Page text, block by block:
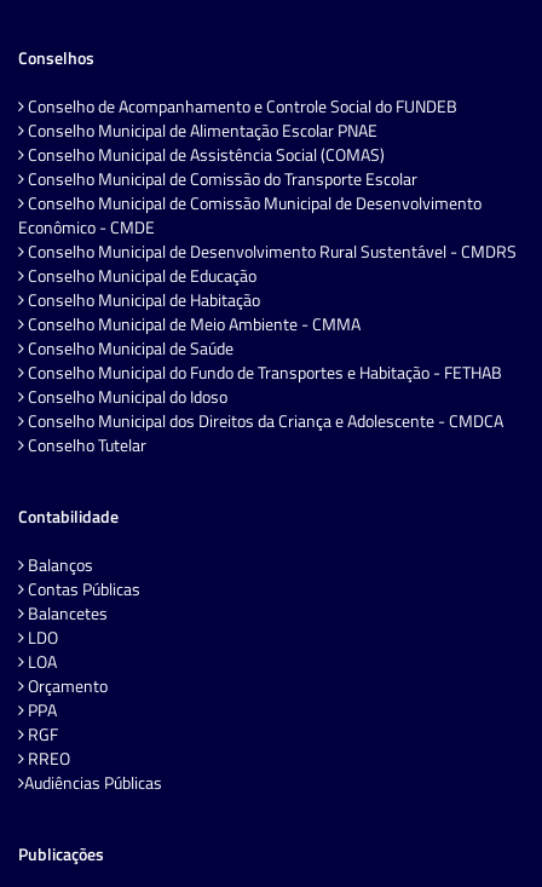
Conselhos
Conselho de Acompanhamento e Controle Social do FUNDEB
Conselho Municipal de Alimentação Escolar PNAE
Conselho Municipal de Assistência Social (COMAS)
Conselho Municipal de Comissão do Transporte Escolar
Conselho Municipal de Comissão Municipal de Desenvolvimento
Econômico - CMDE
Conselho Municipal de Desenvolvimento Rural Sustentável - CMDRS
Conselho Municipal de Educação
Conselho Municipal de Habitação
Conselho Municipal de Meio Ambiente - CMMA
Conselho Municipal de Saúde
Conselho Municipal do Fundo de Transportes e Habitação - FETHAB
Conselho Municipal do Idoso
Conselho Municipal dos Direitos da Criança e Adolescente - CMDCA
Conselho Tutelar
Contabilidade
Balanços
Contas Públicas
Balancetes
LDO
LOA
Orçamento
PPA
RGF
RREO
Audiências Públicas
Publicações